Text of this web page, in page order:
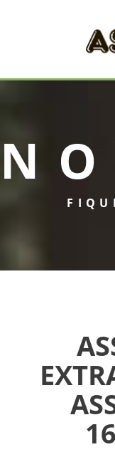
ASSUEL
CONVÊNIOS